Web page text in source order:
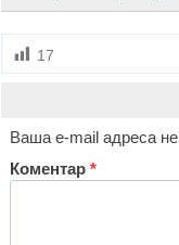
17
Ваша e-mail адреса
Коментар *